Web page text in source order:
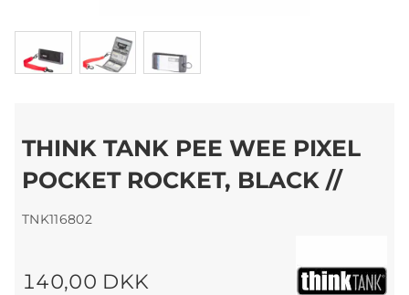
THINK TANK PEE WEE PIXEL
POCKET ROCKET, BLACK //
TNK116802
140,00 DKK